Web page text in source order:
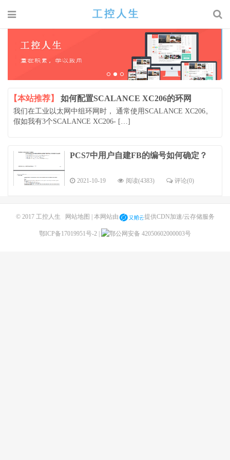
【本站推荐】 如何配置SCALANCE XC206的环网
我们在工业以太网中组环网时， 通常使用SCALANCE XC206。
假如我有3个SCALANCE XC206- […]
PCS7中用户自建FB的编号如何确定？
2021-10-19 阅读(4383) 评论(0)
© 2017 工控人生 网站地图 | 本网站由 提供CDN加速/云存储服务
鄂ICP备17019951号-2 鄂公网安备 42050602000003号